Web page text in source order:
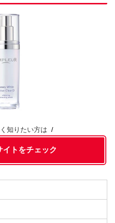
知りたい方は
イトをチェック